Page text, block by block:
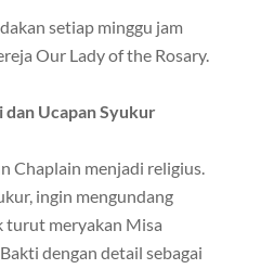
setiap minggu jam
Our Lady of the Rosary.
dan Ucapan Syukur
Chaplain menjadi religius.
ingin mengundang
turut meryakan Misa
dengan detail sebagai